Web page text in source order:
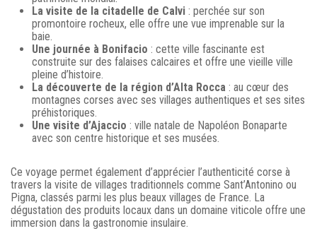
La visite de la citadelle de Calvi : perchée sur son
promontoire rocheux, elle offre une vue imprenable sur la
baie.
Une journée à Bonifacio : cette ville fascinante est
construite sur des falaises calcaires et offre une vieille ville
pleine d’histoire.
La découverte de la région d’Alta Rocca : au cœur des
montagnes corses avec ses villages authentiques et ses sites
préhistoriques.
Une visite d’Ajaccio : ville natale de Napoléon Bonaparte
avec son centre historique et ses musées.
Ce voyage permet également d’apprécier l’authenticité corse à
travers la visite de villages traditionnels comme Sant’Antonino ou
Pigna, classés parmi les plus beaux villages de France. La
dégustation des produits locaux dans un domaine viticole offre une
immersion dans la gastronomie insulaire.